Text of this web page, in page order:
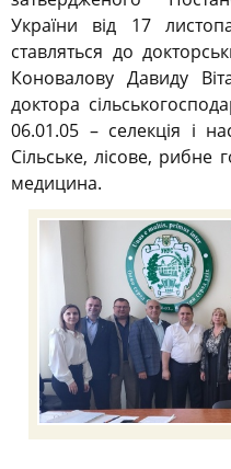
України від 17
ставляться до
Коновалову Давиду
доктора
06.01.05 – селекція і
Сільське, лісове, рибне
медицина.